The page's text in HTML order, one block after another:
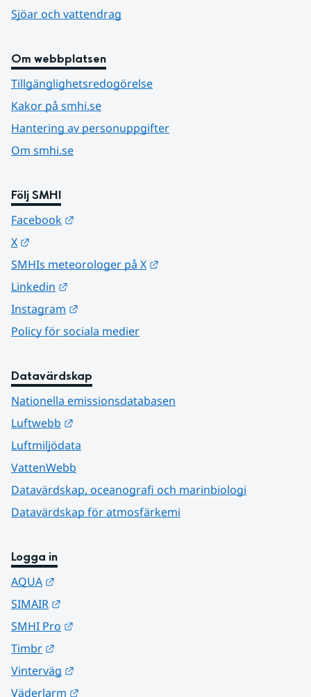
Sjöar och vattendrag
Om webbplatsen
Tillgänglighetsredogörelse
Kakor på smhi.se
Hantering av personuppgifter
Om smhi.se
Följ SMHI
Facebook
X
SMHIs meteorologer på X
Linkedin
Instagram
Policy för sociala medier
Datavärdskap
Nationella emissionsdatabasen
Luftwebb
Luftmiljödata
VattenWebb
Datavärdskap, oceanografi och marinbiologi
Datavärdskap för atmosfärkemi
Logga in
AQUA
SIMAIR
SMHI Pro
Timbr
Vinterväg
Väderlarm